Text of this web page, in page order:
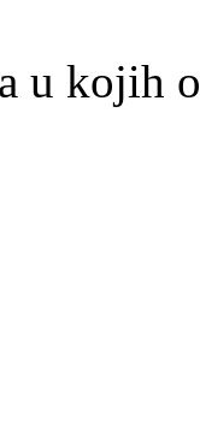
u kojih